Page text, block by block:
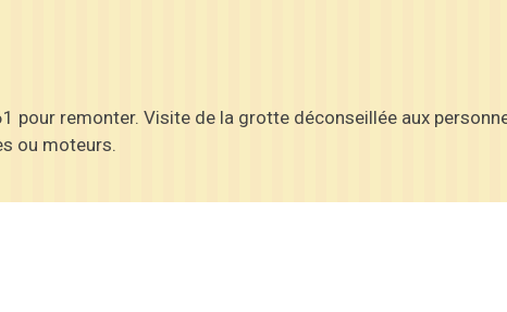
pour remonter. Visite de la grotte déconseillée aux
ou moteurs.